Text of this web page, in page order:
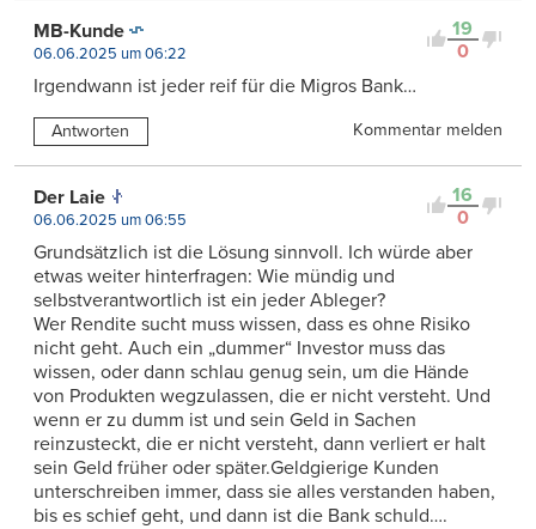
19
0
MB-Kunde
06.06.2025 um 06:22
Irgendwann ist jeder reif für die Migros Bank…
Antworten Kommentar melden
16
0
Der Laie
06.06.2025 um 06:55
Grundsätzlich ist die Lösung sinnvoll. Ich würde aber
etwas weiter hinterfragen: Wie mündig und
selbstverantwortlich ist ein jeder Ableger?
Wer Rendite sucht muss wissen, dass es ohne Risiko
nicht geht. Auch ein „dummer“ Investor muss das
wissen, oder dann schlau genug sein, um die Hände
von Produkten wegzulassen, die er nicht versteht. Und
wenn er zu dumm ist und sein Geld in Sachen
reinzusteckt, die er nicht versteht, dann verliert er halt
sein Geld früher oder später.Geldgierige Kunden
unterschreiben immer, dass sie alles verstanden haben,
bis es schief geht, und dann ist die Bank schuld….